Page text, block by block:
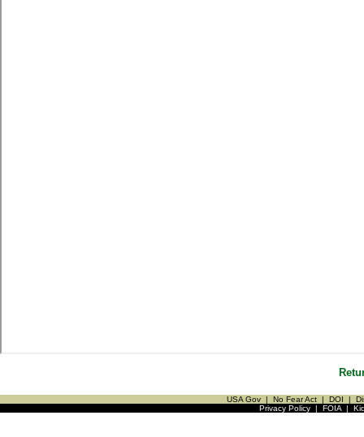
USA Gov | No Fear Act | DOI |
Privacy Policy| FOIA|